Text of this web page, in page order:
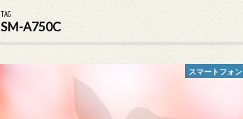
TAG
SM-A750C
スマートフォン